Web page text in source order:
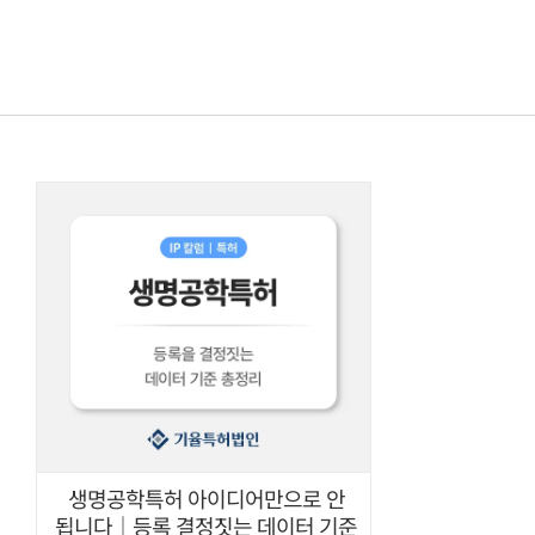
생명공학특허 아이디어만으로 안
됩니다｜등록 결정짓는 데이터 기준